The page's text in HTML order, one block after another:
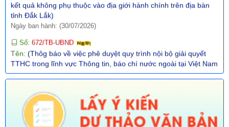
tỉnh Đắk Lắk)
Ngày ban hành: (30/07/2026)
Số: 672/TB-UBND
Tên:(Thôg báo về việc phê duyệt quy trình nội bộ giải quyết
TTHC trong lĩnh vực Thông tin, báo chí nước ngoài tại Việt Nam
thuộc phạm vi chức năng quản lý nhà nước của Văn phòng
UBND tỉnh thực hiện tiếp nhận, trả kết quả không phụ thuộc vào
Ngày ban hành: (30/07/2026)
Số: 673/TB-UBND
Tên: (Thông báo về việc công bố Danh mục thủ tục hành chính